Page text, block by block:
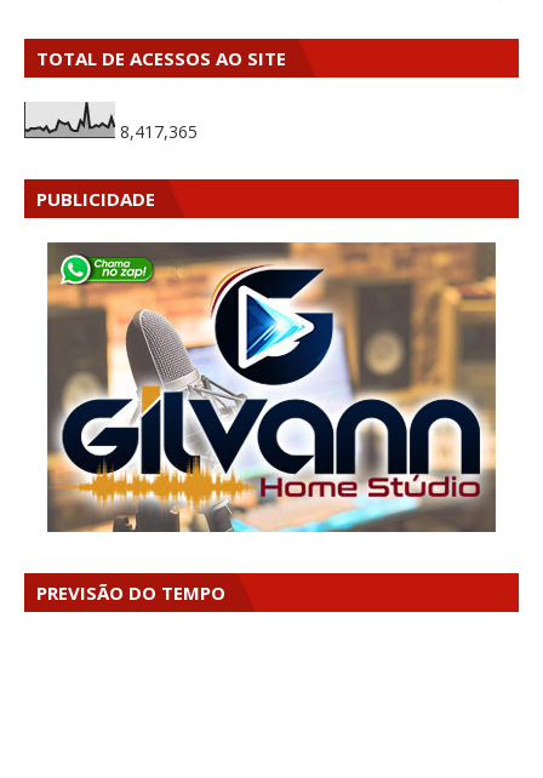
TOTAL DE ACESSOS AO SITE
8,417,365
PUBLICIDADE
PREVISÃO DO TEMPO